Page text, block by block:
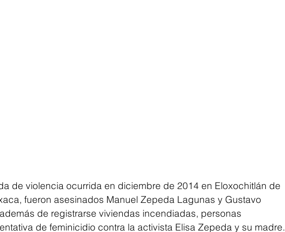
de violencia ocurrida en diciembre de 2014 en Eloxochitlán de
fueron asesinados Manuel Zepeda Lagunas y Gustavo
de registrarse viviendas incendiadas, personas
de feminicidio contra la activista Elisa Zepeda y su madre.